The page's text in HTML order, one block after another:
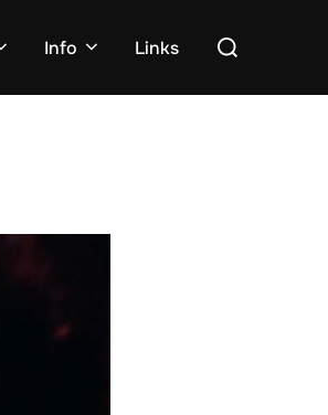
Info Links
Suchen